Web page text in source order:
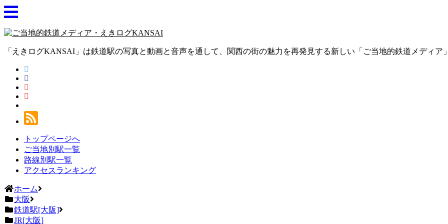
「えきログKANSAI」は鉄道駅の写真と動画と音声を通して、関西の街の魅力を再発見する新しい「ご当地的鉄道メディア
トップページへ
ご当地別駅一覧
路線別駅一覧
アクセスランキング
ホーム
大阪
鉄道駅[大阪]
JR[大阪]